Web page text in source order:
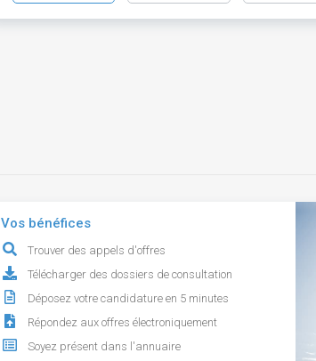
Vos bénéfices
Trouver des appels d'offres
Télécharger des dossiers de consultation
Déposez votre candidature en 5 minutes
Répondez aux offres électroniquement
Soyez présent dans l'annuaire